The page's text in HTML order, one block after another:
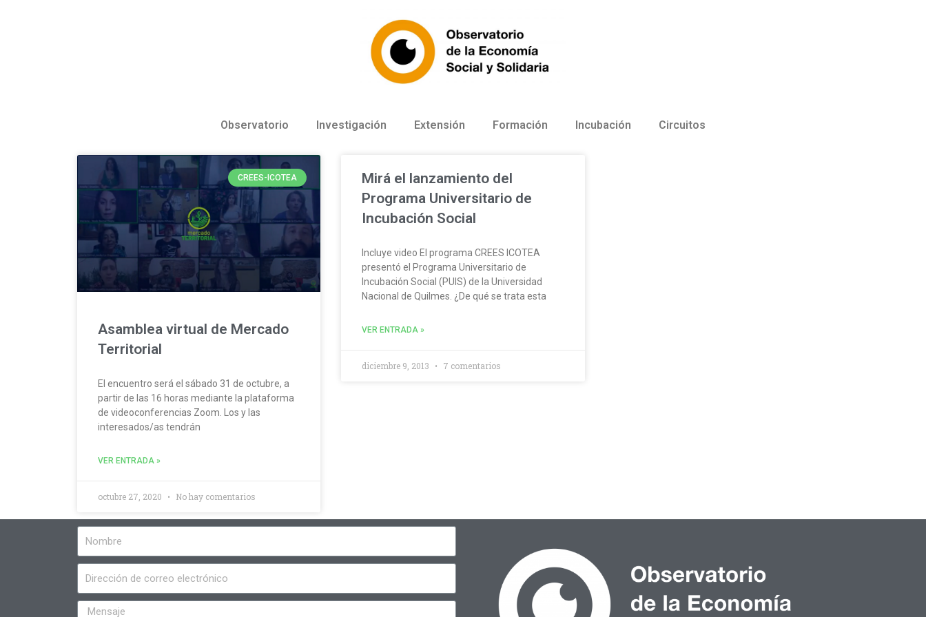
Observatorio Investigación Extensión Formación Incubación Circuitos
CREES-ICOTEA
Asamblea virtual de Mercado
Territorial
El encuentro será el sábado 31 de octubre, a
partir de las 16 horas mediante la plataforma
de videoconferencias Zoom. Los y las
interesados/as tendrán
VER ENTRADA »
octubre 27, 2020 No hay comentarios
Mirá el lanzamiento del
Programa Universitario de
Incubación Social
Incluye video El programa CREES ICOTEA
presentó el Programa Universitario de
Incubación Social (PUIS) de la Universidad
Nacional de Quilmes. ¿De qué se trata esta
VER ENTRADA »
diciembre 9, 2013 7 comentarios